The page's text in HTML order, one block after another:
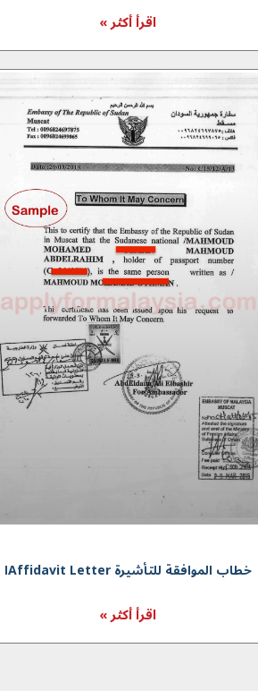
اقرأ أكثر »
خطاب الموافقة للتأشيرة Affidavit Letterا
اقرأ أكثر »